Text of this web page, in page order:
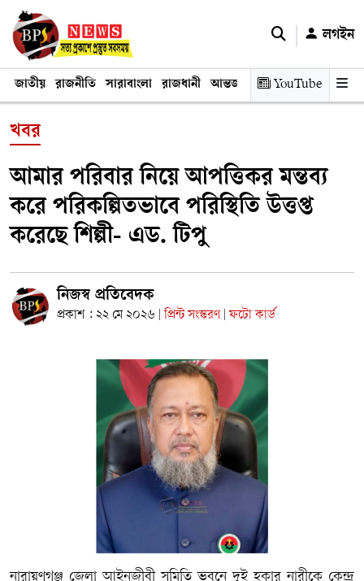
লগইন
জাতীয় রাজনীতি সারাবাংলা রাজধানী আন্তর্জাতিক অর্থনীতি তথ্য
YouTube
খবর
আমার পরিবার নিয়ে আপত্তিকর মন্তব্য
করে পরিকল্পিতভাবে পরিস্থিতি উত্তপ্ত
করেছে শিল্পী- এড. টিপু
নিজস্ব প্রতিবেদক
প্রকাশ : ২২ মে ২০২৬ প্রিন্ট সংস্করণ ফটো কার্ড
‎‎নারায়ণগঞ্জ জেলা আইনজীবী সমিতি ভবনে দুই হকার নারীকে কেন্দ্র